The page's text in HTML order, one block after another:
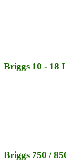
Briggs 10 - 18
Briggs 750 /